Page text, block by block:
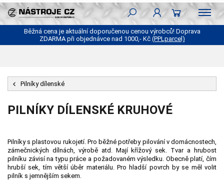
Běžná cena je aktuální doporučenou cenou výrobců! Doprava
ZDARMA při objednávce nad 1000,- Kč (PPLparcel)
Pilníky dílenské
PILNÍKY DÍLENSKÉ KRUHOVÉ
Pilníky s plastovou rukojetí. Pro běžné potřeby pilování v domácnostech,
zámečnických dílnách, výrobě atd. Mají křížový sek. Tvar a hrubost
pilníku závisí na typu práce a požadovaném výsledku. Obecně platí, čím
hrubší sek, tím větší úběr materiálu. Pro hladší povrch by se měl volit
pilník s jemnějším sekem.